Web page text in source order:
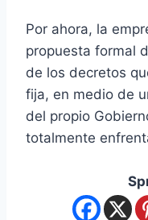
Por ahora, la
propuesta formal
de los decretos
fija, en medio de
del propio
totalmente